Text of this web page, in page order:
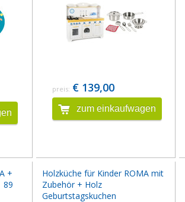
preis: € 139,00
zum einkaufwagen
+
89
Holzküche für Kinder ROMA mit
Zubehör + Holz
Geburtstagskuchen